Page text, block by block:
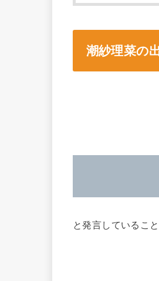
潮紗理菜の
と発言しているこ